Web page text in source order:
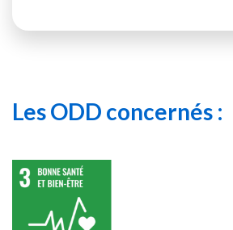
Les ODD concernés :